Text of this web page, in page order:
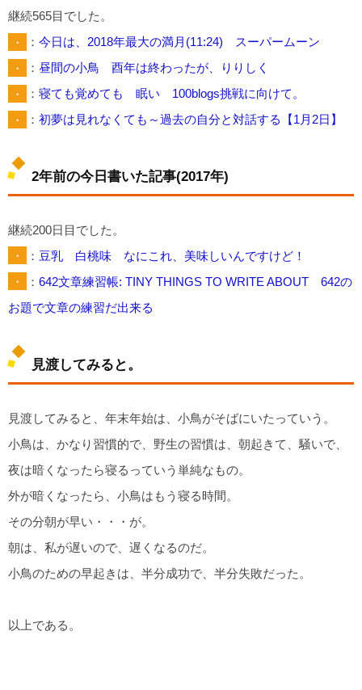
継続565目でした。
・
： 今日は、2018年最大の満月(11:24) スーパームーン
・
： 昼間の小鳥 酉年は終わったが、りりしく
・
： 寝ても覚めても 眠い 100blogs挑戦に向けて。
・
： 初夢は見れなくても～過去の自分と対話する【1月2日】
2年前の今日書いた記事(2017年)
継続200日目でした。
・
： 豆乳 白桃味 なにこれ、美味しいんですけど！
・
： 642文章練習帳: TINY THINGS TO WRITE ABOUT 642の
お題で文章の練習だ出来る
見渡してみると。
見渡してみると、年末年始は、小鳥がそばにいたっていう。
小鳥は、かなり習慣的で、野生の習慣は、朝起きて、騒いで、
夜は暗くなったら寝るっていう単純なもの。
外が暗くなったら、小鳥はもう寝る時間。
その分朝が早い・・・が。
朝は、私が遅いので、遅くなるのだ。
小鳥のための早起きは、半分成功で、半分失敗だった。
以上である。